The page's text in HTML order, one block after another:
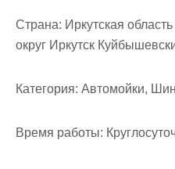
Страна: Иркутская
округ Иркутск
Категория: Автомойки,
Время работы: